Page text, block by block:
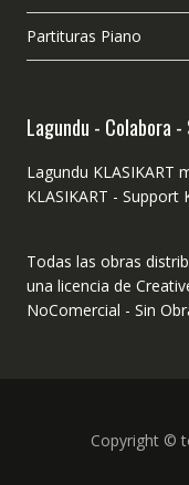
Partituras Piano
Lagundu - Colabora
Lagundu KLASIKART
KLASIKART - Support
Todas las obras
una licencia de
NoComercial - Sin
Copyright ©